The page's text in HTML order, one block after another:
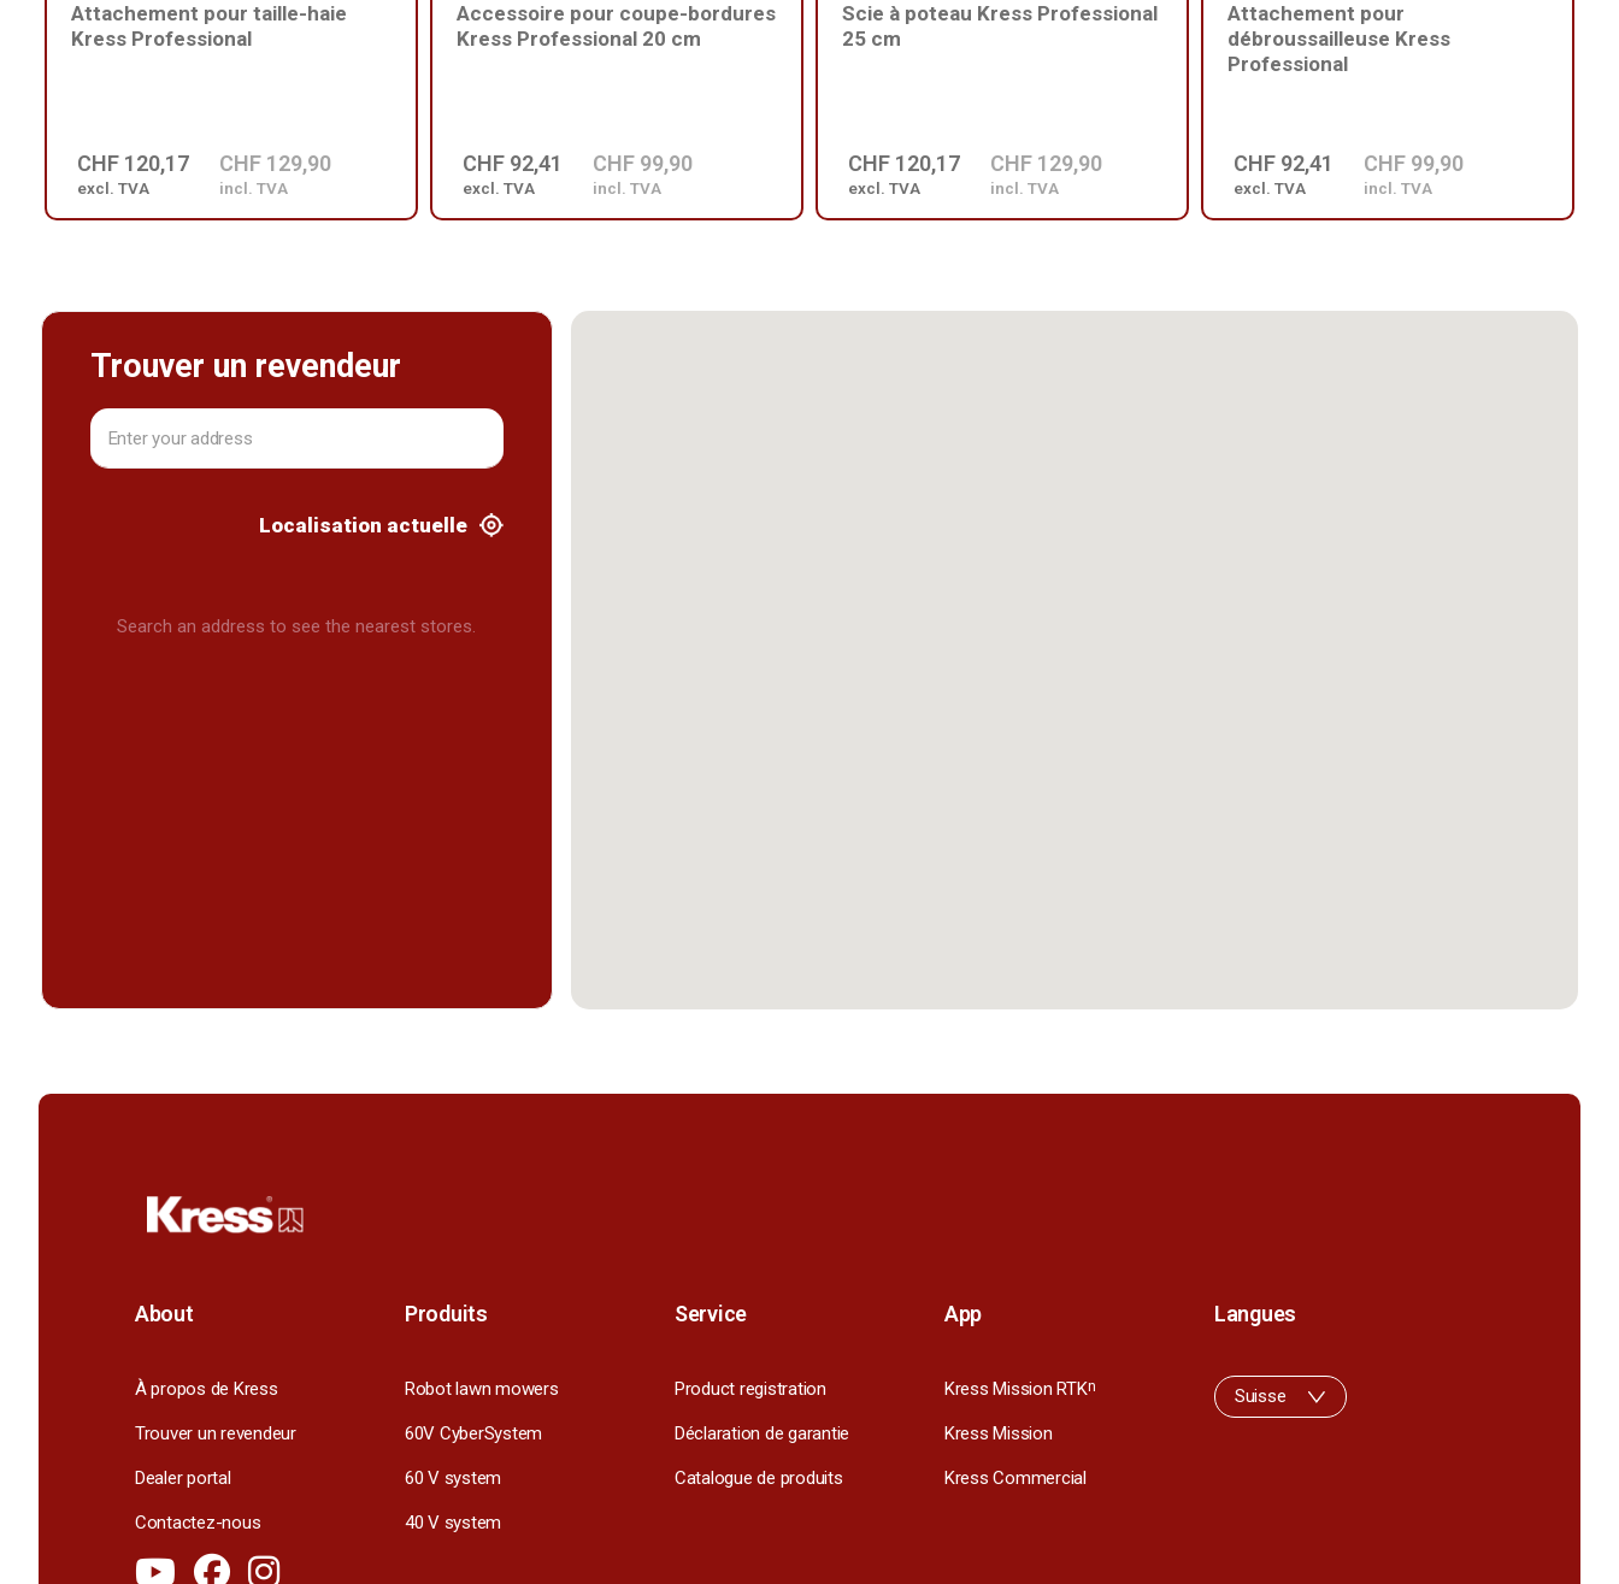
Attachement pour taille-haie
Kress Professional
CHF 120,17
excl. TVA
CHF 129,90
incl. TVA
Accessoire pour coupe-bordures
Kress Professional 20 cm
CHF 92,41
excl. TVA
CHF 99,90
incl. TVA
Scie à poteau Kress Professional
25 cm
CHF 120,17
excl. TVA
CHF 129,90
incl. TVA
Attachement pour
débroussailleuse Kress
Professional
CHF 92,41
excl. TVA
CHF 99,90
incl. TVA
Trouver un revendeur
Localisation actuelle
Search an address to see the nearest stores.
About
À propos de Kress
Trouver un revendeur
Dealer portal
Contactez-nous
Produits
Robot lawn mowers
60V CyberSystem
60 V system
40 V system
Service
Product registration
Déclaration de garantie
Catalogue de produits
App
Kress Mission RTKn
Kress Mission
Kress Commercial
Langues
Suisse